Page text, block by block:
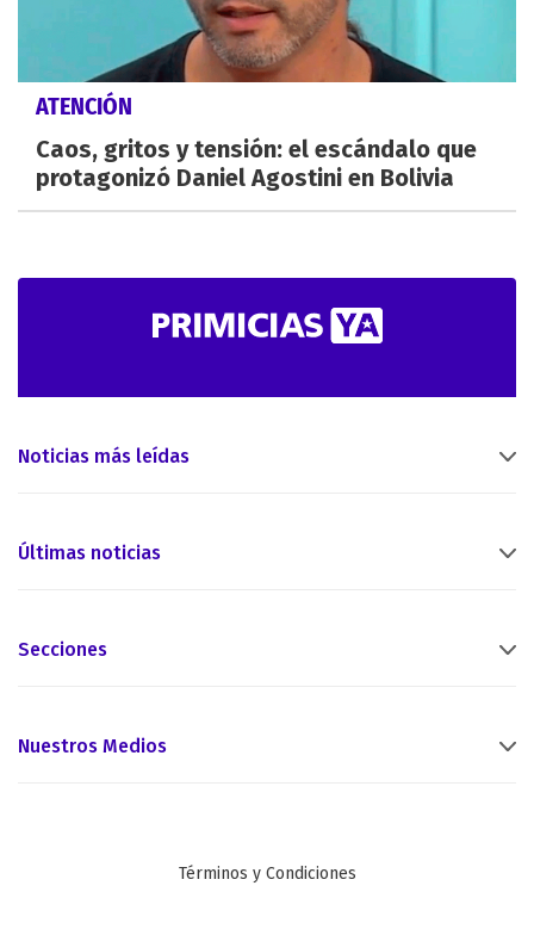
ATENCIÓN
Caos, gritos y tensión: el escándalo que
protagonizó Daniel Agostini en Bolivia
Noticias más leídas
Últimas noticias
Secciones
Nuestros Medios
Términos y Condiciones